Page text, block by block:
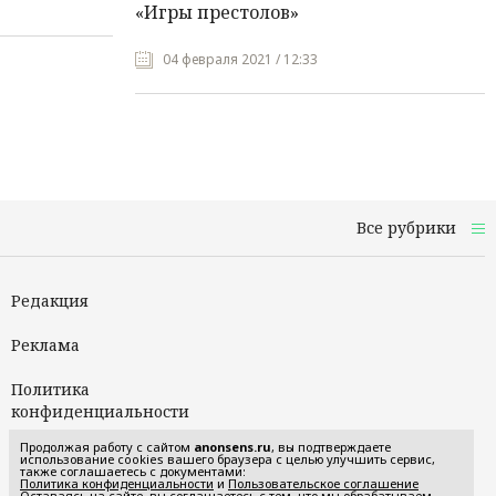
«Игры престолов»
04 февраля 2021 / 12:33
Все рубрики
Редакция
Реклама
Политика
конфиденциальности
Пользовательское
соглашение
Продолжая работу с сайтом anonsens.ru, вы подтверждаете
использование cookies вашего браузера с целью улучшить сервис,
также соглашаетесь с документами:
Политика конфиденциальности и Пользовательское соглашение